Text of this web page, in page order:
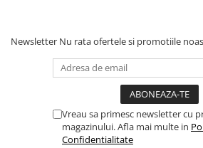
Newsletter Nu rata ofertele si promotiile
Vreau sa primesc newsletter cu
magazinului. Afla mai multe in
Confidentialitate